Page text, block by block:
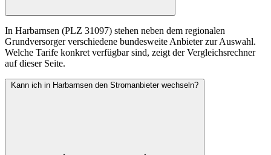
In Harbarnsen (PLZ 31097) stehen neben dem regionalen
Grundversorger verschiedene bundesweite Anbieter zur Auswahl.
Welche Tarife konkret verfügbar sind, zeigt der Vergleichsrechner
auf dieser Seite.
Kann ich in Harbarnsen den Stromanbieter wechseln?